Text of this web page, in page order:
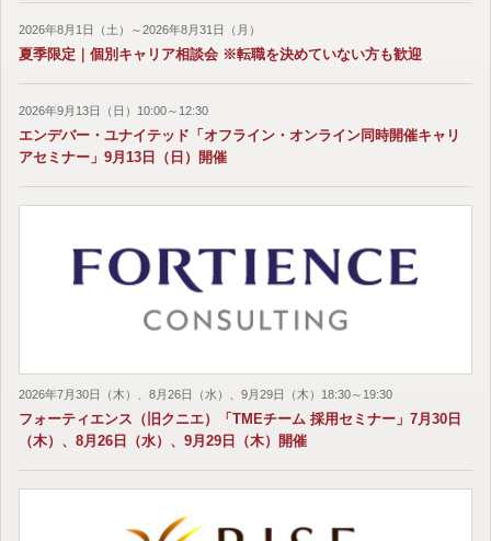
2026年8月1日（土）～2026年8月31日（月）
夏季限定｜個別キャリア相談会 ※転職を決めていない方も歓迎
2026年9月13日（日）10:00～12:30
エンデバー・ユナイテッド「オフライン・オンライン同時開催キャリ
アセミナー」9月13日（日）開催
2026年7月30日（木）、8月26日（水）、9月29日（木）18:30～19:30
フォーティエンス（旧クニエ）「TMEチーム 採用セミナー」7月30日
（木）、8月26日（水）、9月29日（木）開催